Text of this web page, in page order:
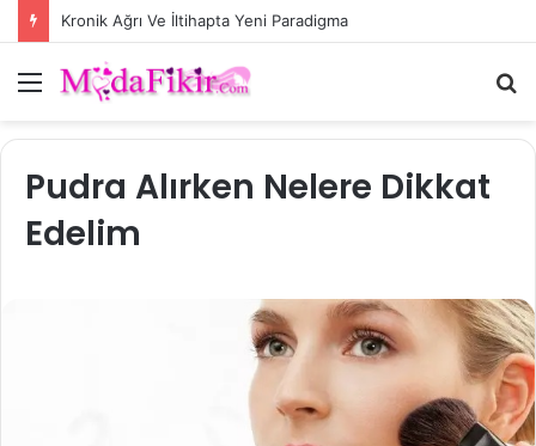
Kronik Ağrı Ve İltihapta Yeni Paradigma
Menü
Pudra Alırken Nelere Dikkat
Edelim